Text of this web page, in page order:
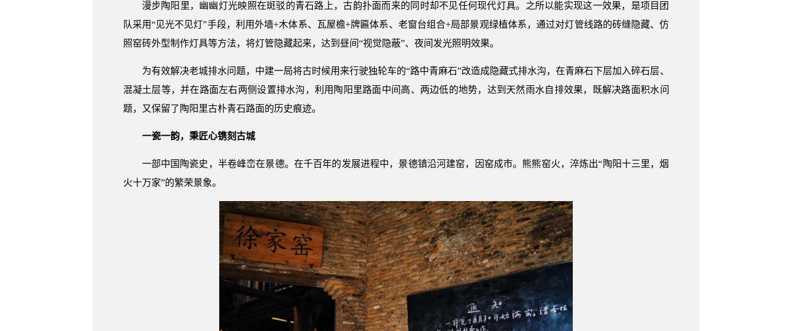
漫步陶阳里，幽幽灯光映照在斑驳的青石路上，古韵扑面而来的同时却不见任何现代灯具。之所以能实现这一效果，是项目团
队采用“见光不见灯”手段，利用外墙+木体系、瓦屋檐+牌匾体系、老窗台组合+局部景观绿植体系，通过对灯管线路的砖缝隐藏、仿
照窑砖外型制作灯具等方法，将灯管隐藏起来，达到昼间“视觉隐蔽”、夜间发光照明效果。
为有效解决老城排水问题，中建一局将古时候用来行驶独轮车的“路中青麻石”改造成隐藏式排水沟，在青麻石下层加入碎石层、
混凝土层等，并在路面左右两侧设置排水沟，利用陶阳里路面中间高、两边低的地势，达到天然雨水自排效果，既解决路面积水问
题，又保留了陶阳里古朴青石路面的历史痕迹。
一瓷一韵，秉匠心镌刻古城
一部中国陶瓷史，半卷峰峦在景德。在千百年的发展进程中，景德镇沿河建窑，因窑成市。熊熊窑火，淬炼出“陶阳十三里，烟
火十万家”的繁荣景象。